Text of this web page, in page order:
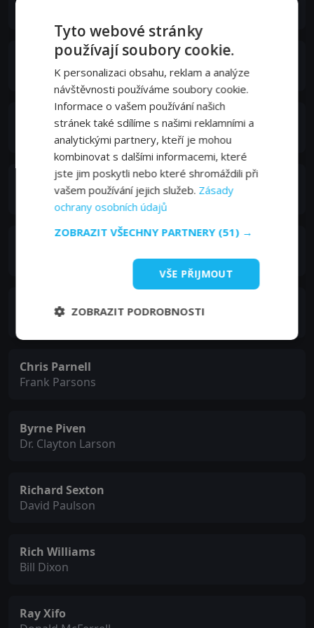
Wendy Hoffmann
News Reporter #2
Jon Huck
John Huck
Rachel Moskowitz
Kim Diamond
Roger Nolan
News Reporter #3
Chris Parnell
Frank Parsons
Byrne Piven
Dr. Clayton Larson
Richard Sexton
David Paulson
Rich Williams
Bill Dixon
Ray Xifo
Tyto webové stránky
používají soubory cookie.
K personalizaci obsahu, reklam a analýze
návštěvnosti používáme soubory cookie.
Informace o vašem používání našich
stránek také sdílíme s našimi reklamními a
analytickými partnery, kteří je mohou
kombinovat s dalšími informacemi, které
jste jim poskytli nebo které shromáždili při
vašem používání jejich služeb. Zásady
ochrany osobních údajů
ZOBRAZIT VŠECHNY PARTNERY (51) →
VŠE PŘIJMOUT
ZOBRAZIT PODROBNOSTI